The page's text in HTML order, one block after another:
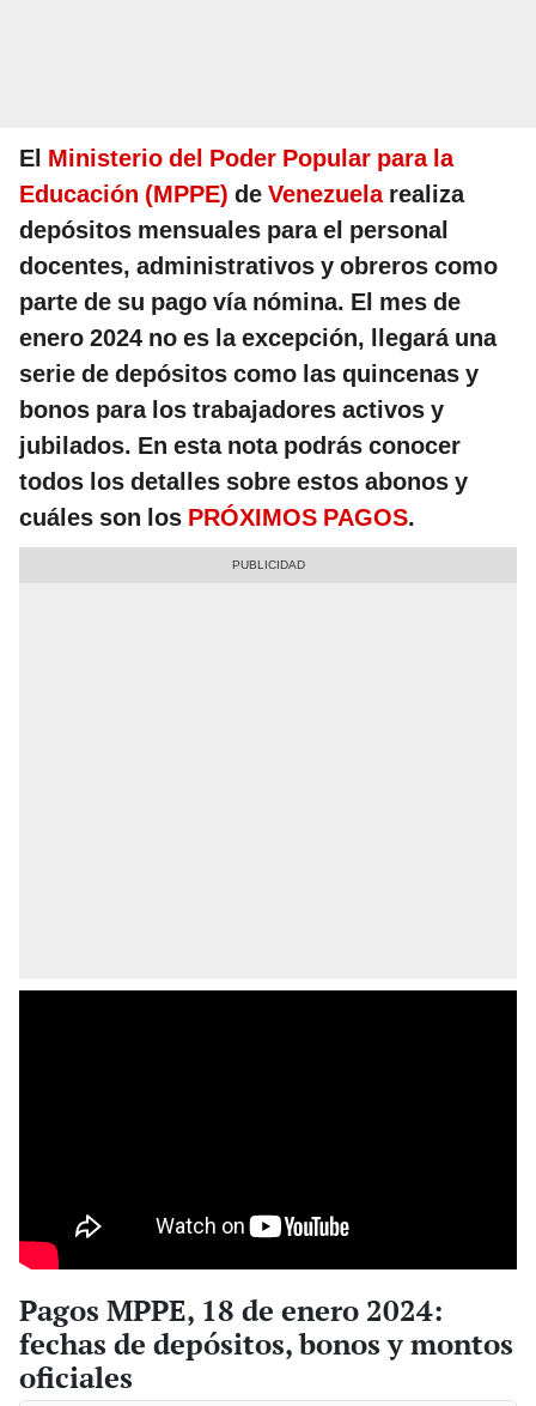
El Ministerio del Poder Popular para la
Educación (MPPE) de Venezuela realiza
depósitos mensuales para el personal
docentes, administrativos y obreros como
parte de su pago vía nómina. El mes de
enero 2024 no es la excepción, llegará una
serie de depósitos como las quincenas y
bonos para los trabajadores activos y
jubilados. En esta nota podrás conocer
todos los detalles sobre estos abonos y
cuáles son los PRÓXIMOS PAGOS.
Pagos MPPE, 18 de enero 2024:
fechas de depósitos, bonos y montos
oficiales